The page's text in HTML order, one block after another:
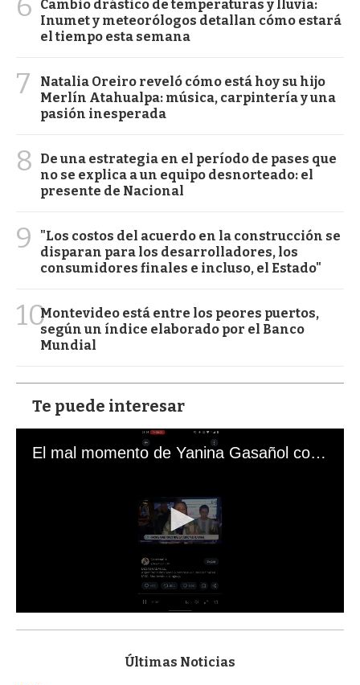
Cambio drástico de temperaturas y lluvia:
Inumet y meteorólogos detallan cómo estará
el tiempo esta semana
7
Natalia Oreiro reveló cómo está hoy su hijo
Merlín Atahualpa: música, carpintería y una
pasión inesperada
8
De una estrategia en el período de pases que
no se explica a un equipo desnorteado: el
presente de Nacional
9
"Los costos del acuerdo en la construcción se
disparan para los desarrolladores, los
consumidores finales e incluso, el Estado"
10Montevideo está entre los peores puertos,
según un índice elaborado por el Banco
Mundial
Te puede interesar
El mal momento de Yanina Gasañol con un hincha argentino en "Subrayado"
s
Últimas Noticias